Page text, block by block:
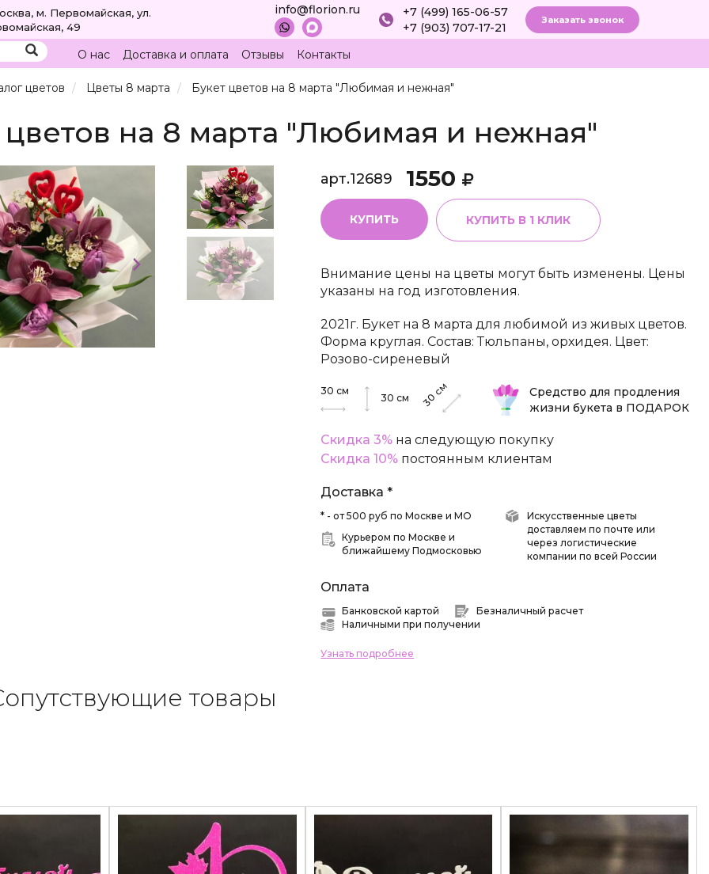
м. Первомайская, ул.
49
info@florion.ru
+7 (499) 165-06-57
+7 (903) 707-17-21
Заказать звонок
О нас Доставка и оплата Отзывы Контакты
цветов Цветы 8 марта Букет цветов на 8 марта "Любимая и нежная"
цветов на 8 марта "Любимая и нежная"
арт.12689 1550
КУПИТЬ КУПИТЬ В 1 КЛИК
Внимание цены на цветы могут быть изменены. Цены
указаны на год изготовления.
2021г. Букет на 8 марта для любимой из живых цветов.
Форма круглая. Состав: Тюльпаны, орхидея. Цвет:
Розово-сиреневый
30 см
30 см 30
см
Средство для продления
жизни букета в ПОДАРОК
Скидка 3% на следующую покупку
Скидка 10% постоянным клиентам
Доставка *
* - от 500 руб по Москве и МО
Курьером по Москве и
ближайшему Подмосковью
Искусственные цветы
доставляем по почте или
через логистические
компании по всей России
Оплата
Банковской картой
Безналичный расчет
Наличными при получении
Узнать подробнее
товары